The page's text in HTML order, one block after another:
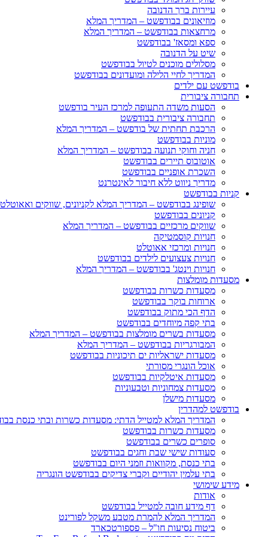
עיירות ברך הדנובה
מוזיאונים בבודפשט – המדריך המלא
מרחצאות בבודפשט – המדריך המלא
ספא ומסאז' בבודפשט
שיט על הדנובה
מסלולים מוכנים לטיול בבודפשט
המדריך לחיי הלילה ומועדונים בבודפשט
בודפשט עם ילדים
תחבורה ציבורית
הסעות משדה התעופה למרכז העיר בודפשט
תחבורה ציבורית בבודפשט
הרכבת תחתית של בודפשט – המדריך המלא
מוניות בבודפשט
חניה וחוקי תנועה בבודפשט – המדריך המלא
אוטובוס תיירים בבודפשט
השכרת אופניים בבודפשט
מדריך ניווט ללא חיבור לאינטרנט
קניות בבודפשט
שופינג בבודפשט – המדריך המלא לקניונים, שווקים
קניונים בבודפשט
שווקים מרכזיים בבודפשט – המדריך המלא
חנויות קוסמטיקה
חנויות ומרכזי אאוטלט
חנויות צעצועים לילדים בבודפשט
חנויות וינטג' בבודפשט – המדריך המלא
מסעדות מומלצות
מסעדות כשרות בבודפשט
ארוחות בוקר בבודפשט
הדף הכי מתוק בבודפשט
בתי קפה מיוחדים בבודפשט
מסעדות בשרים מומלצות בבודפשט – המדריך המלא
המבורגריות בבודפשט – המדריך המלא
מסעדות ישראליות ים תיכוניות בבודפשט
אוכל הונגרי מסורתי
מסעדות איטלקיות בבודפשט
מסעדות צמחוניות וטבעוניות
מסעדות מישלן
בודפשט למהדרין
המדריך המלא למטייל הדתי: מסעדות כשרות ובתי כנסת
מסעדות כשרות בבודפשט
סופרים כשרים בבודפשט
סעודות שישי שבת וחגים בבודפשט
בתי כנסת, מקוואות וזמני היום בבודפשט
בתי עלמין יהודיים וקברי צדיקים בבודפשט הונגריה
מידע שימושי
אודות
דף מידע חובה למטייל בבודפשט
המדריך המלא להמרת מטבע משקל לפורינט
ביטוח נסיעות חו"ל – פספורטכארד